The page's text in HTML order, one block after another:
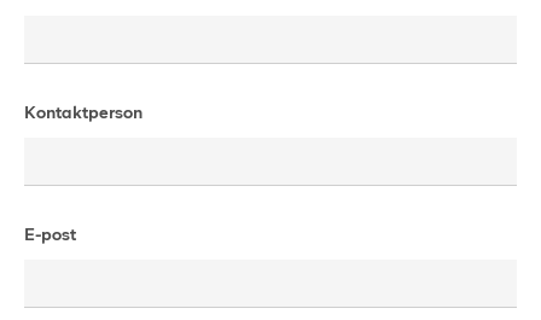
Kontaktperson
E-post